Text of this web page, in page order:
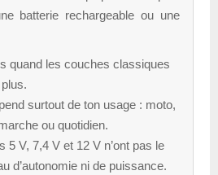
batterie rechargeable ou une
quand les couches classiques
surtout de ton usage : moto,
ou quotidien.
5 V, 7,4 V et 12 V n’ont pas le
d’autonomie ni de puissance.